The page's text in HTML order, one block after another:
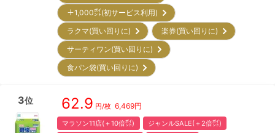
＋1,000㌽(初サービス利用)
ラクマ(買い回りに)
楽券(買い回りに)
サーティワン(買い回りに)
食パン袋(買い回りに)
3位 62.9 円/枚 6,469円
マラソン11店(＋10倍㌽)
ジャンルSALE(＋2倍㌽)